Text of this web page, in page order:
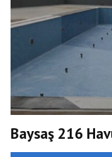
Baysaş 216